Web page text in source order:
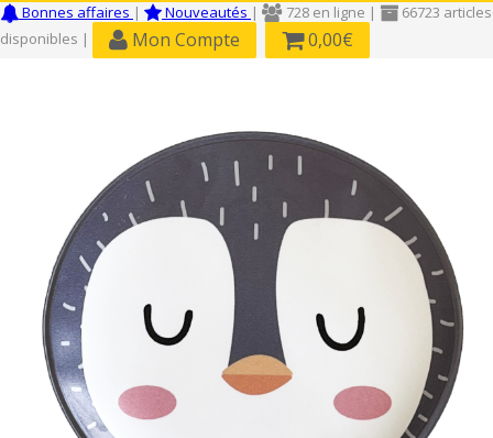
Bonnes affaires | Nouveautés | 728 en ligne |
66723 articles
disponibles |
Mon Compte 0,00€